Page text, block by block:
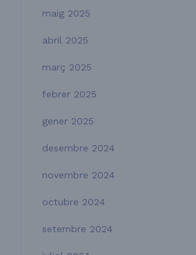
maig 2025
abril 2025
març 2025
febrer 2025
gener 2025
desembre 2024
novembre 2024
octubre 2024
setembre 2024